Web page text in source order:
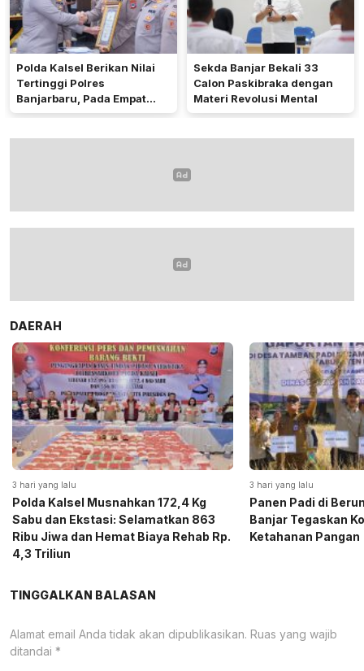
Polda Kalsel Berikan Nilai
Tertinggi Polres
Banjarbaru, Pada Empat
Bidang Utama
Sekda Banjar Bekali 33
Calon Paskibraka dengan
Materi Revolusi Mental
DAERAH
3 hari yang lalu
Polda Kalsel Musnahkan 172,4 Kg
Sabu dan Ekstasi: Selamatkan 863
Ribu Jiwa dan Hemat Biaya Rehab Rp.
4,3 Triliun
3 hari yang lalu
Panen Padi di
Banjar Tegaskan
Ketahanan Pangan
TINGGALKAN BALASAN
Alamat email Anda tidak akan dipublikasikan. Ruas yang wajib
ditandai *